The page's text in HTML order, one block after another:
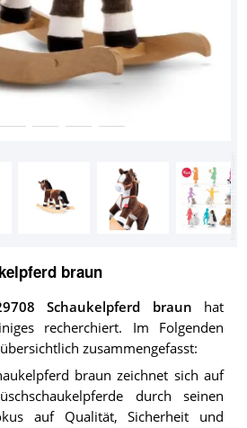
braun
Schaukelpferd braun hat
recherchiert. Im Folgenden
zusammengefasst:
braun zeichnet sich auf
durch seinen
auf Qualität, Sicherheit und